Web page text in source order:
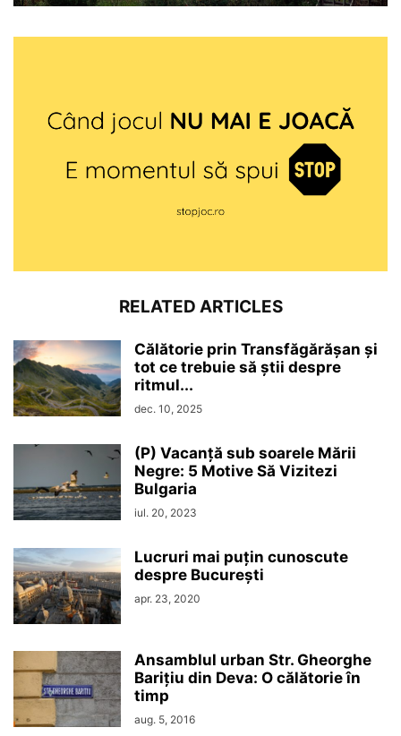
RELATED ARTICLES
Călătorie prin Transfăgărășan și
tot ce trebuie să știi despre
ritmul...
dec. 10, 2025
(P) Vacanță sub soarele Mării
Negre: 5 Motive Să Vizitezi
Bulgaria
iul. 20, 2023
Lucruri mai puțin cunoscute
despre București
apr. 23, 2020
Ansamblul urban Str. Gheorghe
Barițiu din Deva: O călătorie în
timp
aug. 5, 2016